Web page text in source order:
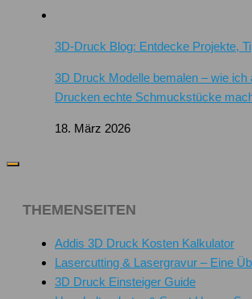
3D-Druck Blog: Entdecke Projekte,
3D Druck Modelle bemalen – wie ich
Drucken echte Schmuckstücke
18. März 2026
THEMENSEITEN
Addis 3D Druck Kosten Kalkulator
Lasercutting & Lasergravur – Eine
3D Druck Einsteiger Guide